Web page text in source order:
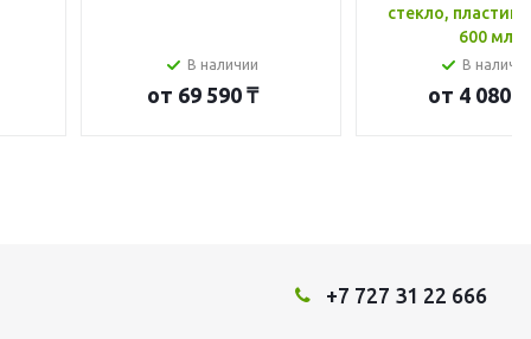
В наличии
от 69 590 ₸
стекло, пластик
600 мл
В
от 4 080 ₸
+7 727 31 22 666